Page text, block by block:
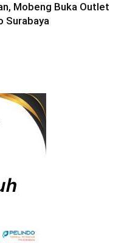
Mobeng Buka Outlet
Surabaya